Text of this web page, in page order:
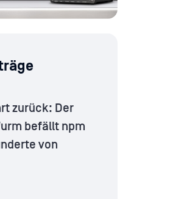
zurück: Der
befällt npm
von